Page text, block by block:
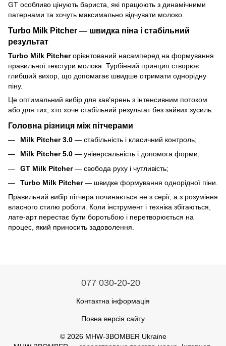
GT особливо цінують бариста, які працюють з динамічними
патернами та хочуть максимально відчувати молоко.
Turbo Milk Pitcher — швидка піна і стабільний
результат
Turbo Milk Pitcherорієнтований насамперед на формування
правильної текстури молока. Турбінний принцип створює
глибший вихор, що допомагає швидше отримати однорідну
піну.
Це оптимальний вибір для кавʼярень з інтенсивним потоком
або для тих, хто хоче стабільний результат без зайвих зусиль.
Головна різниця між пітчерами
Milk Pitcher 3.0 — стабільність і класичний контроль;
Milk Pitcher 5.0 — універсальність і допомога форми;
GT Milk Pitcher— свобода руху і чутливість;
Turbo Milk Pitcher— швидке формування однорідної піни.
Правильний вибір пітчера починається не з серії, а з розуміння
власного стилю роботи. Коли інструмент і техніка збігаються,
лате-арт перестає бути боротьбою і перетворюється на
процес, який приносить задоволення.
077 030-20-20
Контактна інформація
Повна версія сайту
© 2026 MHW-3BOMBER Ukraine